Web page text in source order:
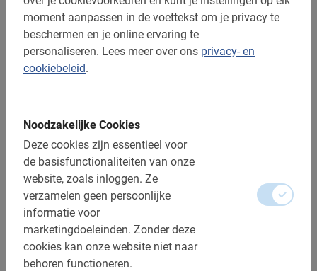
moment aanpassen in de voettekst om je privacy te
beschermen en je online ervaring te
personaliseren. Lees meer over ons privacy- en
cookiebeleid.
Noodzakelijke Cookies
Deze cookies zijn essentieel voor
de basisfunctionaliteiten van onze
website, zoals inloggen. Ze
verzamelen geen persoonlijke
informatie voor
marketingdoeleinden. Zonder deze
cookies kan onze website niet naar
behoren functioneren.
3 uur
Palermo Prive Fietstour
Fietsen met je eigen reisgezelschap? Kies voor een